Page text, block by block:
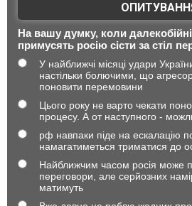
На вашу думку, коли далекобійні
примусять росію сісти за стіл
У найближчі місяці удари
настільки болючими, що
поновити перемовини
Цього року не варто чекати
процесу. А от наступного -
рф навпаки піде на ескалацію
намагатиметься триматися до
Найближчим часом росія може
переговори, але серйозних
матимуть